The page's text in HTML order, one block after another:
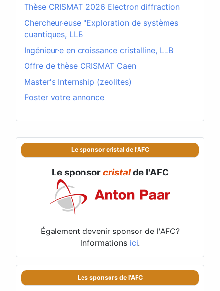
Le sponsor cristal de l'AFC
Le sponsorcristalde l'AFC
Également devenir sponsor de l'AFC?
Informations ici.
Les sponsors de l'AFC
Thèse CRISMAT 2026 Electron diffraction
Chercheur·euse "Exploration de systèmes
quantiques, LLB
Ingénieur·e en croissance cristalline, LLB
Offre de thèse CRISMAT Caen
Master's Internship (zeolites)
Poster votre annonce